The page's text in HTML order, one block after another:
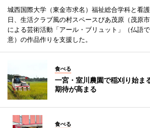
城西国際大学（東金市求名）福祉総合学科と看
日、生活クラブ風の村スペースぴあ茂原（茂原
による芸術活動「アール・ブリュット」（仏語
意）の作品作りを支援した。
食べる
一宮・室川農園で稲刈り始
期待が高まる
食べる